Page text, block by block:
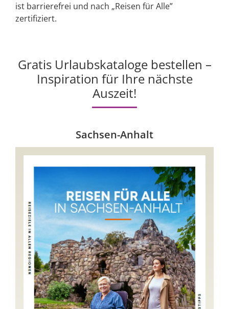
ist barrierefrei und nach „Reisen für Alle”
zertifiziert.
Gratis Urlaubskataloge bestellen –
Inspiration für Ihre nächste
Auszeit!
Sachsen-Anhalt